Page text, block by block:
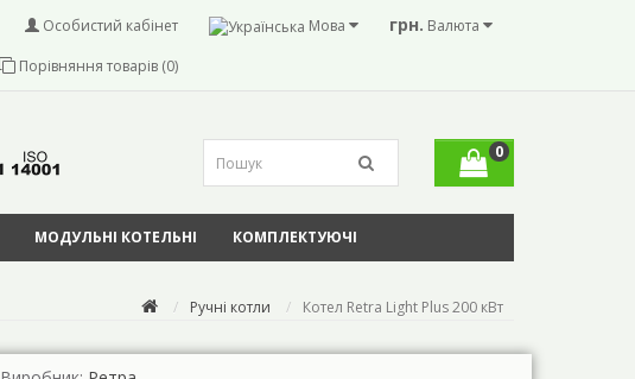
грн. Валюта
Мова
Особистий кабінет
Порівняння товарів (0)
0
МОДУЛЬНІ КОТЕЛЬНІ КОМПЛЕКТУЮЧІ
Ручні котли Котел Retra Light Plus 200 кВт